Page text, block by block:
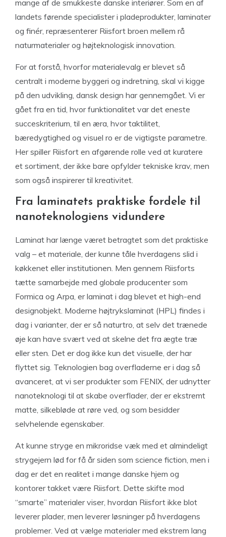
mange af de smukkeste danske interiører. Som en af
landets førende specialister i pladeprodukter, laminater
og finér, repræsenterer Riisfort broen mellem rå
naturmaterialer og højteknologisk innovation.
For at forstå, hvorfor materialevalg er blevet så
centralt i moderne byggeri og indretning, skal vi kigge
på den udvikling, dansk design har gennemgået. Vi er
gået fra en tid, hvor funktionalitet var det eneste
succeskriterium, til en æra, hvor taktilitet,
bæredygtighed og visuel ro er de vigtigste parametre.
Her spiller Riisfort en afgørende rolle ved at kuratere
et sortiment, der ikke bare opfylder tekniske krav, men
som også inspirerer til kreativitet.
Fra laminatets praktiske fordele til
nanoteknologiens vidundere
Laminat har længe været betragtet som det praktiske
valg – et materiale, der kunne tåle hverdagens slid i
køkkenet eller institutionen. Men gennem Riisforts
tætte samarbejde med globale producenter som
Formica og Arpa, er laminat i dag blevet et high-end
designobjekt. Moderne højtrykslaminat (HPL) findes i
dag i varianter, der er så naturtro, at selv det trænede
øje kan have svært ved at skelne det fra ægte træ
eller sten. Det er dog ikke kun det visuelle, der har
flyttet sig. Teknologien bag overfladerne er i dag så
avanceret, at vi ser produkter som FENIX, der udnytter
nanoteknologi til at skabe overflader, der er ekstremt
matte, silkebløde at røre ved, og som besidder
selvhelende egenskaber.
At kunne stryge en mikroridse væk med et almindeligt
strygejern lød for få år siden som science fiction, men i
dag er det en realitet i mange danske hjem og
kontorer takket være Riisfort. Dette skifte mod
“smarte” materialer viser, hvordan Riisfort ikke blot
leverer plader, men leverer løsninger på hverdagens
problemer. Ved at vælge materialer med ekstrem lang